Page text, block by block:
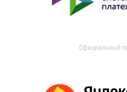
Официальный